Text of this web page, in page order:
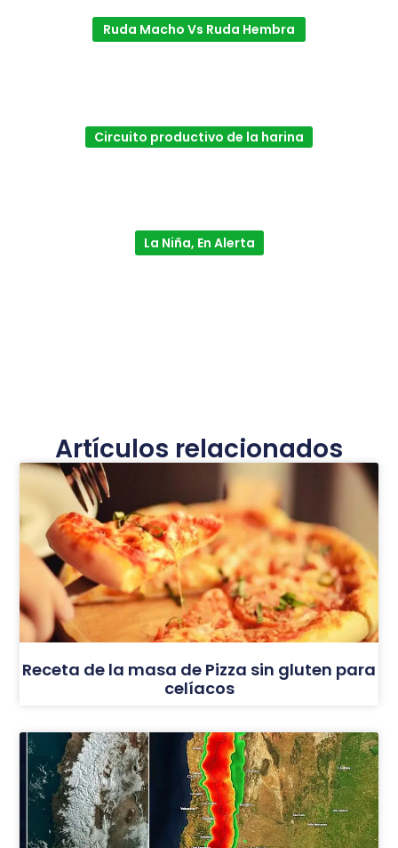
Ruda Macho Vs Ruda Hembra
Circuito productivo de la harina
La Niña, En Alerta
Artículos relacionados
Receta de la masa de Pizza sin gluten para
celíacos